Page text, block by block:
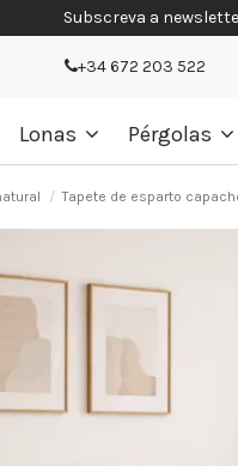
Subscreva a
+34 672 203 522
Lonas Pérgolas
Tapete de esparto